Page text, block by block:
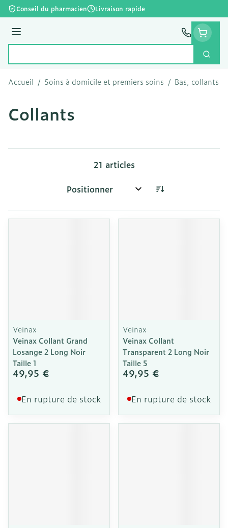
Aller au contenu
Conseil du pharmacien Livraison rapide
Menu
Accueil / Soins à domicile et premiers soins / Bas, collants
Collants
21 articles
Trier par:
Veinax
Veinax Collant Grand
Losange 2 Long Noir
Taille 1
49,95 €
En rupture de stock
Veinax
Veinax Collant
Transparent 2 Long Noir
Taille 5
49,95 €
En rupture de stock